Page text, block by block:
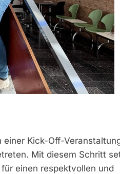
Kick-Off-
Mit diesem Schritt
einen respektvollen und